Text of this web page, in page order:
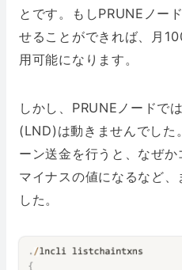
とです。もしPRUNEノー
せることができれば、月
用可能になります。
しかし、PRUNEノードで
(LND)は動きませんでした
ーン送金を行うと、なぜ
マイナスの値になるなど
した。